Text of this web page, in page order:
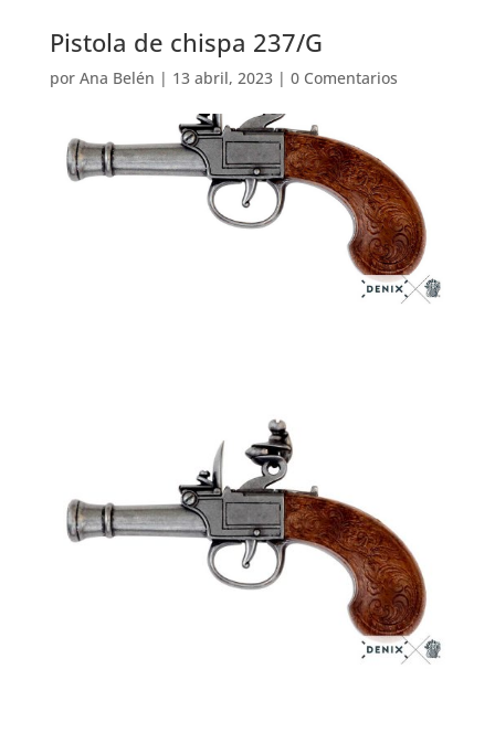
Pistola de chispa 237/G
por Ana Belén | 13 abril, 2023| 0 Comentarios